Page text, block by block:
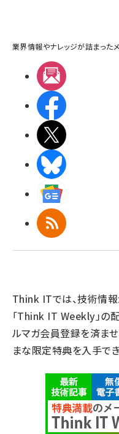
業界情報やナレッジが詰まった
RSS
Think ITでは、技術情
「Think IT Weekly」の
ルマガ会員登録を済ませ
まな限定特典を入手でき